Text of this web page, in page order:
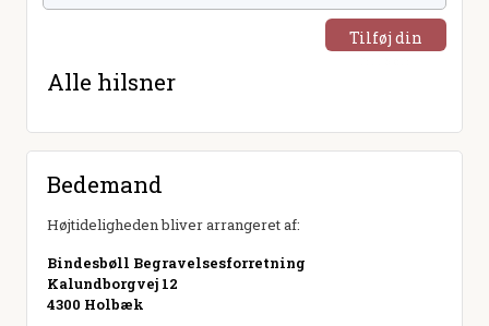
Tilføj din
Alle hilsner
Bedemand
Højtideligheden bliver arrangeret af:
Bindesbøll Begravelsesforretning
Kalundborgvej 12
4300 Holbæk